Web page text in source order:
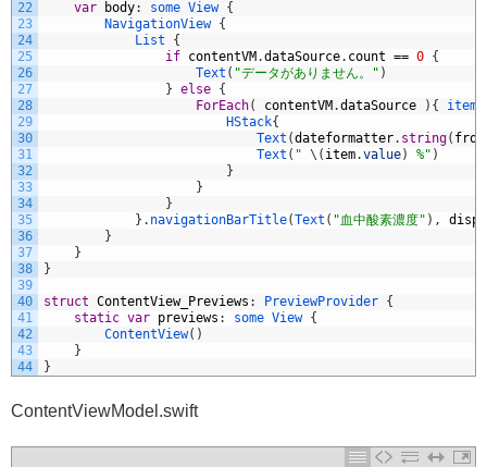
22
23
24
25
26
27
28
29
30
31
32
33
34
35
36
37
38
39
40
41
42
43
44
var body: some View {
NavigationView {
List
{
if contentVM .dataSource. count == 0 {
Text ( "データがありません。" )
} else {
ForEach( contentVM .dataSource ) { item
HStack{
Text (dateformatter. string( from
Text ( " \ ( item.value) %" )
}
}
}
} . navigationBarTitle(Text ( "血中酸素濃度" ) ,
}
}
}
struct ContentView_Previews : PreviewProvider {
static var previews : some View {
ContentView( )
}
}
ContentViewModel.swift